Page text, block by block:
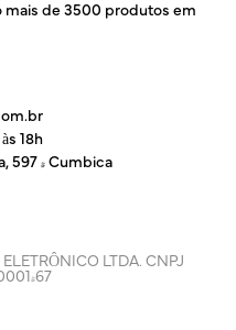
mais de 3500 produtos em
18h
597 - Cumbica
LTDA. CNPJ
67